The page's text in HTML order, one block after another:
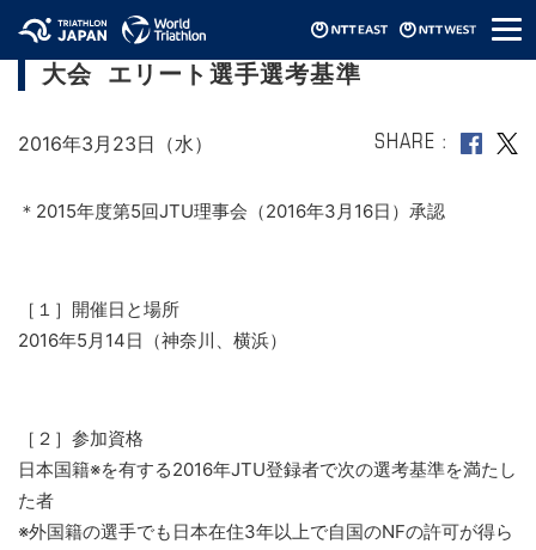
メ
ニ
ITU世界パラトライアスロンイベント横浜
大会 エリート選手選考基準
2016年3月23日（水） SHARE
＊2015年度第5回JTU理事会（2016年3月16日）承認
［１］開催日と場所
2016年5月14日（神奈川、横浜）
［２］参加資格
日本国籍※を有する2016年JTU登録者で次の選考基準を満たし
た者
※外国籍の選手でも日本在住3年以上で自国のNFの許可が得ら